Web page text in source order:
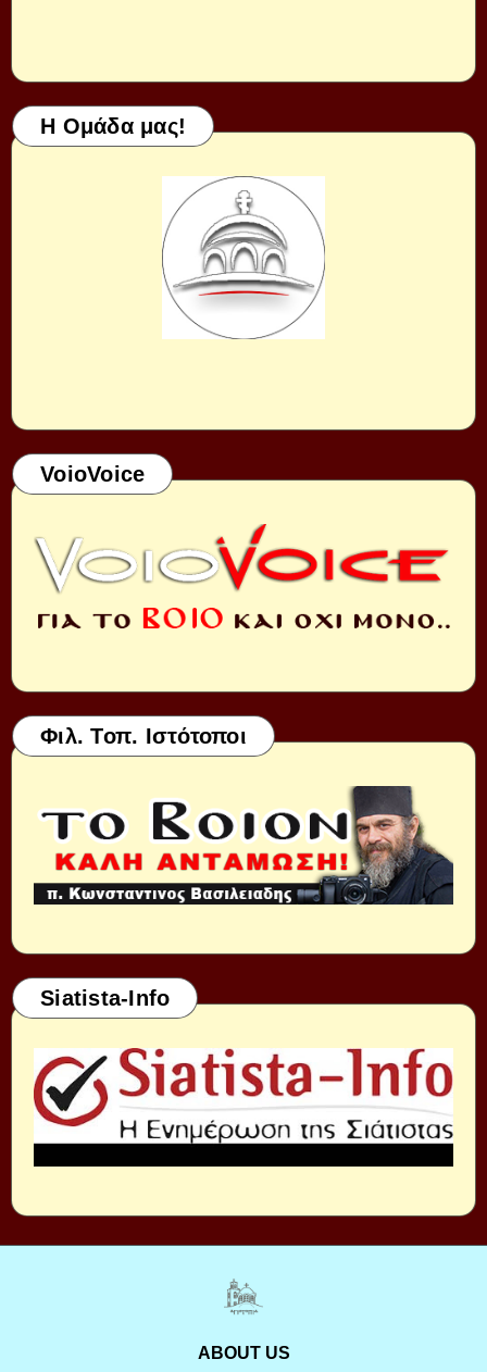
Η Ομάδα μας!
VoioVoice
Φιλ. Τοπ. Ιστότοποι
Siatista-Info
ABOUT US